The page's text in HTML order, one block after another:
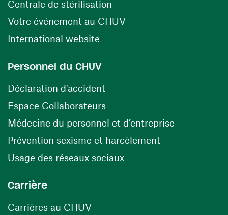
Centrale de stérilisation (ouvre une nouvelle
Votre événement au CHUV(ouvre une nouvelle
International website
Personnel du CHUV
Déclaration d'accident
Espace Collaborateurs(ouvre une nouvelle fenêtre)
Médecine du personnel et d’entreprise
Prévention sexisme et harcèlement
Usage des réseaux sociaux(ouvre une nouvelle
Carrière
Carrières au CHUV(ouvre une nouvelle fenêtre)